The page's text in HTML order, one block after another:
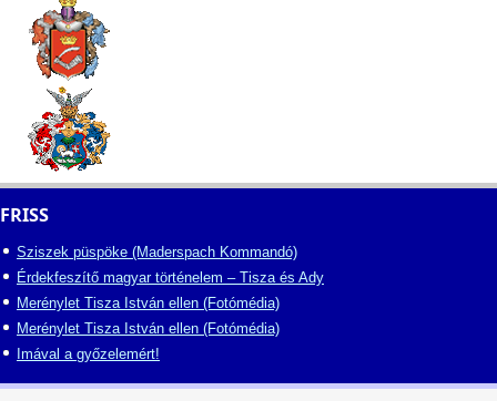
FRISS
Sziszek püspöke (Maderspach Kommandó)
Érdekfeszítő magyar történelem – Tisza és Ady
Merénylet Tisza István ellen (Fotómédia)
Merénylet Tisza István ellen (Fotómédia)
Imával a győzelemért!